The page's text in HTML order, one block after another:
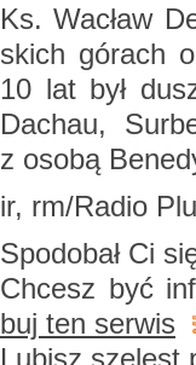
Ks. Wa­cław
skich gó­rach
10 lat był
Da­chau,
z osobą
ir, rm/Radio
Spodo­bał Ci
Chcesz być
buj ten ser­wis
Lu­bisz sze­lest